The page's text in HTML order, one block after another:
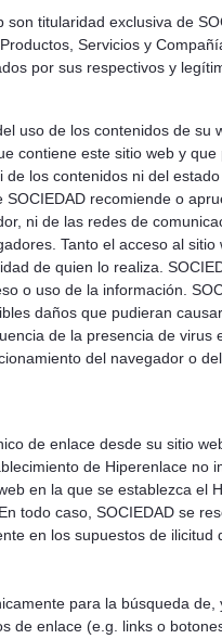
titularidad exclusiva de
Servicios y
por sus respectivos y
uso de los contenidos de su
contiene este sitio web y
los contenidos ni del
recomiende o
ni de las redes de
Tanto el acceso al
de quien lo realiza.
o uso de la información.
daños que pudieran
de la presencia de virus
del navegador o
de enlace desde su sitio
de Hiperenlace no
en la que se establezca el
todo caso, SOCIEDAD se
en los supuestos de
para la búsqueda
de enlace (e.g. links o